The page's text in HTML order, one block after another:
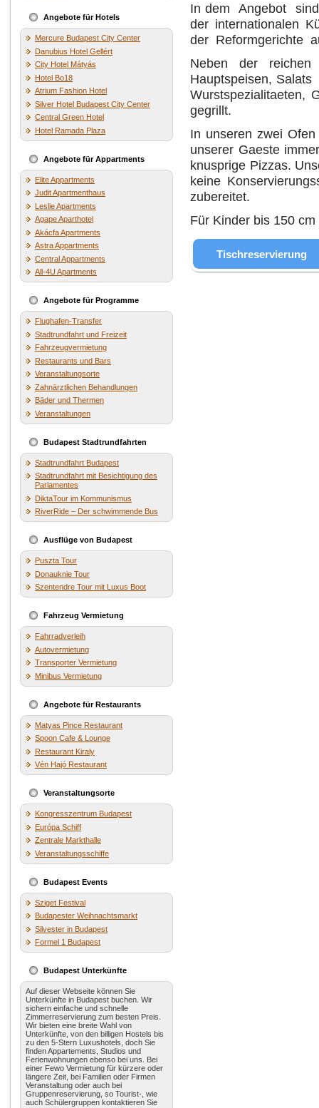
Angebote für Hotels
Mercure Budapest City Center
Danubius Hotel Gellért
City Hotel Mátyás
Hotel Bo18
Atrium Fashion Hotel
Silver Hotel Budapest City Center
Central Green Hotel
Hotel Ramada Plaza
Angebote für Appartments
Elite Appartments
Judit Apartmenthaus
Leslie Apartments
Agape Aparthotel
Akácfa Apartments
Astra Appartments
Central Appartments
All-4U Apartments
Angebote für Programme
Flughafen-Transfer
Stadtrundfahrt und Freizeit
Fahrzeugvermietung
Restaurants und Bars
Veranstaltungsorte
Zahnärztlichen Behandlungen
Bäder und Thermen
Veranstaltungen
Budapest Stadtrundfahrten
Stadtrundfahrt Budapest
Stadtrundfahrt mit Besichtigung des
Parlamentes
DiktaTour im Kommunismus
RiverRide – Der schwimmende Bus
Ausflüge von Budapest
Puszta Tour
Donauknie Tour
Szentendre Tour mit Luxus Boot
Fahrzeug Vermietung
Fahrradverleih
Autovermietung
Transporter Vermietung
Minibus Vermietung
Angebote für Restaurants
Matyas Pince Restaurant
Spoon Cafe & Lounge
Restaurant Kiraly
Vén Hajó Restaurant
Veranstaltungsorte
Kongresszentrum Budapest
Európa Schiff
Zentrale Markthalle
Veranstaltungsschiffe
Budapest Events
Sziget Festival
Budapester Weihnachtsmarkt
Silvester in Budapest
Formel 1 Budapest
Budapest Unterkünfte
Auf dieser Webseite können Sie
Unterkünfte in Budapest buchen. Wir
sichern einfache und schnelle
Zimmerreservierung zum besten Preis.
Wir bieten eine breite Wahl von
Unterkünfte, von den billigen Hostels bis
zu den 5-Stern Luxushotels, doch Sie
finden Appartements, Studios und
Ferienwohnungen ebenso bei uns. Bei
einer Fewo Vermietung für kürzere oder
längere Zeit, bei Familien oder Firmen
Veranstaltung oder auch bei
Gruppenreservierung, so Tourist-, wie
auch Schülergruppen kontaktieren Sie
In dem Angebot sind
der internationalen
der Reformgerichte
Neben der
Hauptspeisen,
Wurstspezialitaeten,
gegrillt.
In unseren zwei
unserer Gaeste
knusprige Pizzas.
keine
zubereitet.
Für Kinder bis 150
Tischreservierung